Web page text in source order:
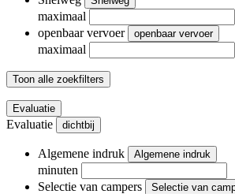
maximaal
openbaar vervoer
openbaar vervoer
maximaal
Toon alle zoekfilters
Evaluatie
Evaluatie dichtbij
Algemene indruk Algemene indruk
minuten
Selectie van campers
Selectie van